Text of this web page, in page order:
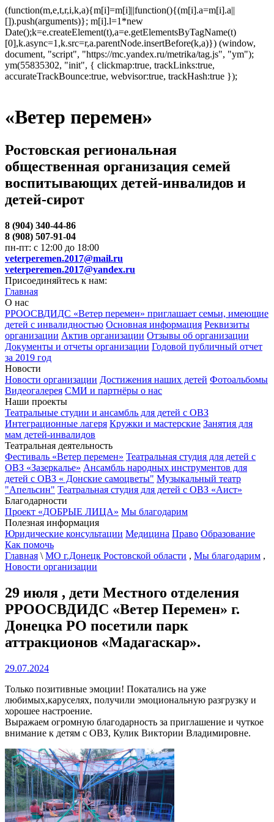
(function(m,e,t,r,i,k,a){m[i]=m[i]||function(){(m[i].a=m[i].a||
[]).push(arguments)}; m[i].l=1*new
Date();k=e.createElement(t),a=e.getElementsByTagName(t)
[0],k.async=1,k.src=r,a.parentNode.insertBefore(k,a)}) (window,
document, "script", "https://mc.yandex.ru/metrika/tag.js", "ym");
ym(55835302, "init", { clickmap:true, trackLinks:true,
accurateTrackBounce:true, webvisor:true, trackHash:true });
«Ветер перемен»
Ростовская региональная
общественная организация семей
воспитывающих детей-инвалидов и
детей-сирот
8 (904) 340-44-86
8 (908) 507-91-04
пн-пт: с 12:00 до 18:00
veterperemen.2017@mail.ru
veterperemen.2017@yandex.ru
Присоединяйтесь к нам:
Главная
О нас
РРООСВДИДС «Ветер перемен» приглашает семьи, имеющие
детей с инвалидностью Основная информация Реквизиты
организации Актив организации Отзывы об организации
Документы и отчеты организации Годовой публичный отчет
за 2019 год
Новости
Новости организации Достижения наших детей Фотоальбомы
Видеогалерея СМИ и партнёры о нас
Наши проекты
Театральные студии и ансамбль для детей с ОВЗ
Интеграционные лагеря Кружки и мастерские Занятия для
мам детей-инвалидов
Театральная деятельность
Фестиваль «Ветер перемен» Театральная студия для детей с
ОВЗ «Зазеркалье» Ансамбль народных инструментов для
детей с ОВЗ « Донские самоцветы" Музыкальный театр
"Апельсин" Театральная студия для детей с ОВЗ «Аист»
Благодарности
Проект «ДОБРЫЕ ЛИЦА» Мы благодарим
Полезная информация
Юридические консультации Медицина Право Образование
Как помочь
Главная \ МО г.Донецк Ростовской области , Мы благодарим ,
Новости организации
29 июля , дети Местного отделения
РРООСВДИДС «Ветер Перемен» г.
Донецка РО посетили парк
аттракционов «Мадагаскар».
29.07.2024
Только позитивные эмоции! Покатались на уже
любимых,каруселях, получили эмоциональную разгрузку и
хорошее настроение.
Выражаем огромную благодарность за приглашение и чуткое
внимание к детям с ОВЗ, Кулик Виктории Владимировне.